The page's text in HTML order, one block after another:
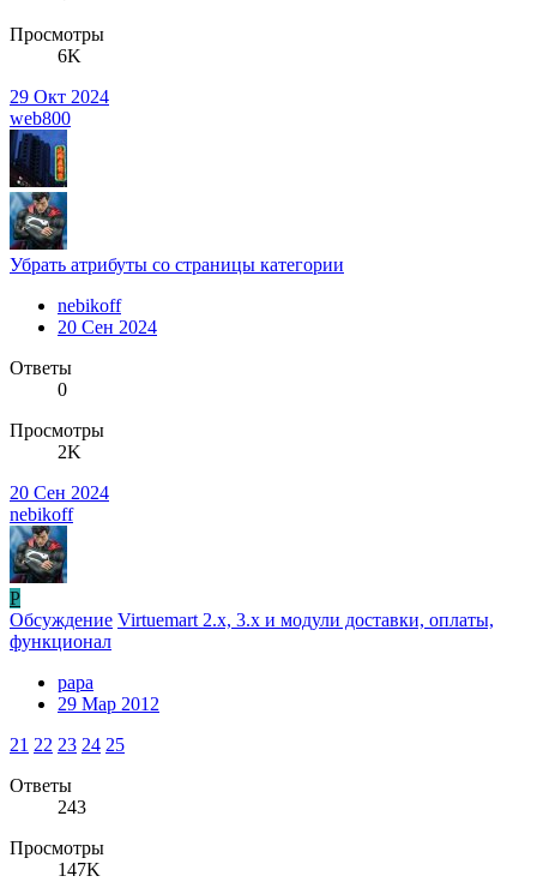
Просмотры
6K
29 Окт 2024
web800
Убрать атрибуты со страницы категории
nebikoff
20 Сен 2024
Ответы
0
Просмотры
2K
20 Сен 2024
nebikoff
P
Обсуждение Virtuemart 2.x, 3.x и модули доставки, оплаты,
функционал
papa
29 Мар 2012
21 22 23 24 25
Ответы
243
Просмотры
147K